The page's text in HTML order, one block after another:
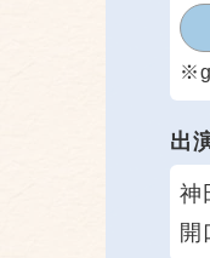
出
神
開